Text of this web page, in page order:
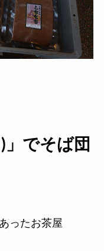
」でそば団
ったお茶屋